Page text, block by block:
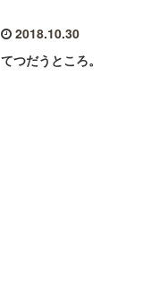
2018.10.30
てつだうところ。